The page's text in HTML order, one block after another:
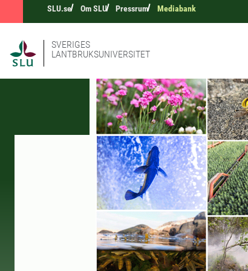
SLU.se Om SLU Pressrum Mediabank
SVERIGES
LANTBRUKSUNIVERSITET